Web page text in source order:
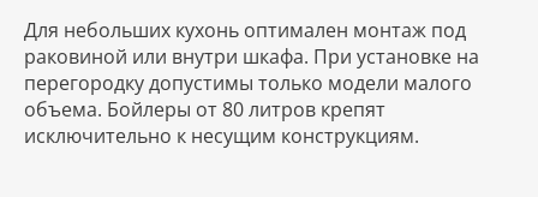
Для небольших кухонь оптимален монтаж под
раковиной или внутри шкафа. При установке на
перегородку допустимы только модели малого
объема. Бойлеры от 80 литров крепят
исключительно к несущим конструкциям.